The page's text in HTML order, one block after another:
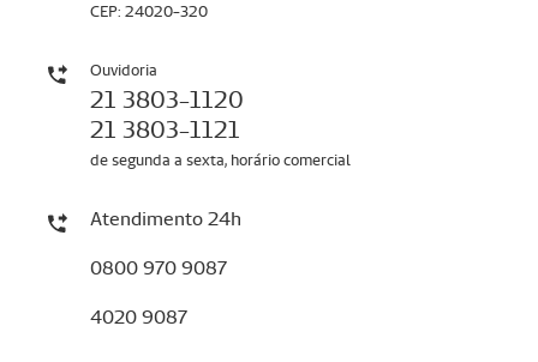
CEP: 24020-320
Ouvidoria
21 3803-1120
21 3803-1121
de segunda a sexta, horário comercial
Atendimento 24h
0800 970 9087
4020 9087